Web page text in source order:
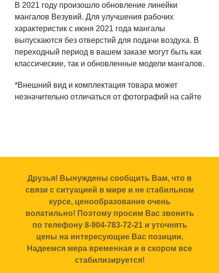
В 2021 году произошло обновление линейки
мангалов Везувий. Для улучшения рабочих
характеристик с июня 2021 года мангалы
выпускаются без отверстий для подачи воздуха. В
переходный период в вашем заказе могут быть как
классические, так и обновленные модели мангалов.
*Внешний вид и комплектация товара может
незначительно отличаться от фотографий на сайте
Друзья! Вынуждены сообщить Вам, что в
связи с ситуацией в мире и не стабильном
курсе, ценообразование очень
волатильно! Поэтому просим Вас звонить
по телефону 8-904-783-72-21 и уточнять
цены на интересующие Вас позиции.
Надеемся мера временная и в скором все
стабилизируется!